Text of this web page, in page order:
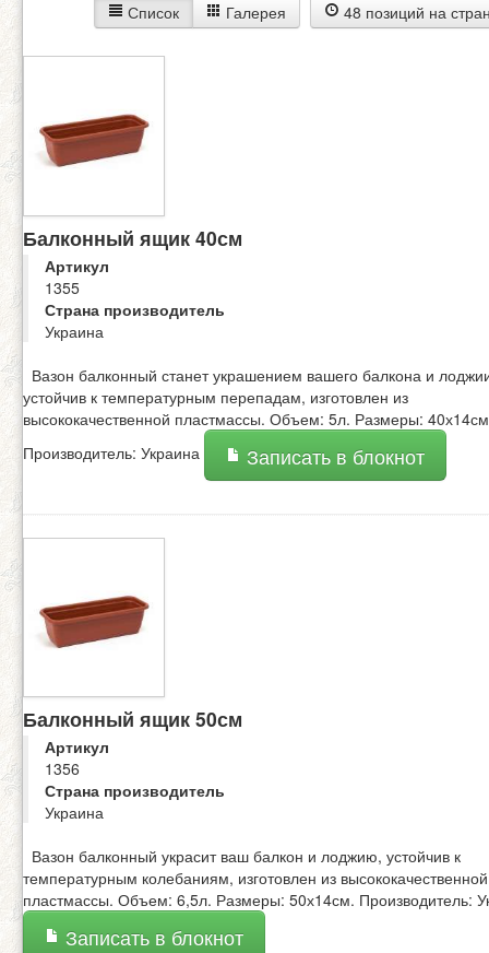
Список Галерея 48 позиций на
Балконный ящик 40см
Артикул
1355
Страна производитель
Украина
Вазон балконный станет украшением вашего балкона и
устойчив к температурным перепадам, изготовлен из
высококачественной пластмассы. Объем: 5л. Размеры:
Производитель: Украина
Записать в блокнот
Балконный ящик 50см
Артикул
1356
Страна производитель
Украина
Вазон балконный украсит ваш балкон и лоджию, устойчив к
температурным колебаниям, изготовлен из высококачественной
пластмассы. Объем: 6,5л. Размеры: 50х14см. Производитель:
Записать в блокнот